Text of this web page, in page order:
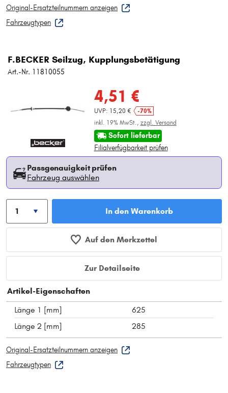
Original-Ersatzteilnummern anzeigen
Fahrzeugtypen
F.BECKER Seilzug, Kupplungsbetätigung
Art.-Nr. 11810055
4,51 €
UVP: 15,20 €
-70%
inkl. 19% MwSt., zzgl. Versand
Sofort lieferbar
Filialverfügbarkeit prüfen
Passgenauigkeit prüfen
Fahrzeug auswählen
In den Warenkorb
Auf den Merkzettel
Zur Detailseite
Artikel-Eigenschaften
Länge 1 [mm]
625
Länge 2 [mm]
285
Original-Ersatzteilnummern anzeigen
Fahrzeugtypen